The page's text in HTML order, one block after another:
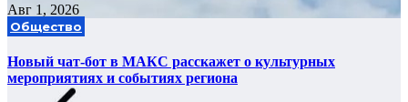
Авг 1, 2026
Общество
Новый чат-бот в МАКС расскажет о культурных
мероприятиях и событиях региона